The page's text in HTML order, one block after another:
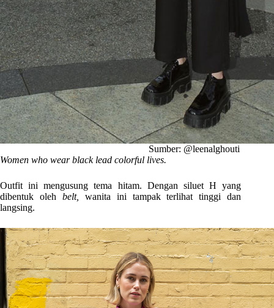
Sumber: @leenalghouti
Women who wear black lead colorful lives.
Outfit ini mengusung tema hitam. Dengan siluet H yang
dibentuk oleh belt, wanita ini tampak terlihat tinggi dan
langsing.